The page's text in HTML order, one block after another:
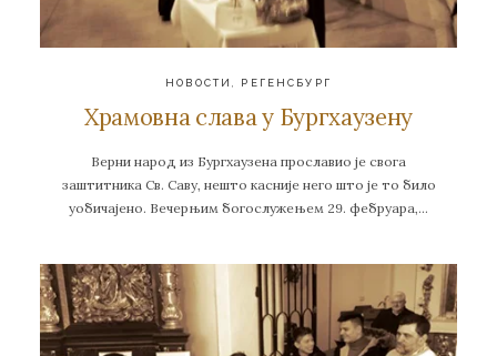
НОВОСТИ, РЕГЕНСБУРГ
Храмовна слава у Бургхаузену
Верни народ из Бургхаузена прославио је свога
заштитника Св. Саву, нешто касније него што је то било
уобичајено. Вечерњим богослужењем 29. фебруара,…